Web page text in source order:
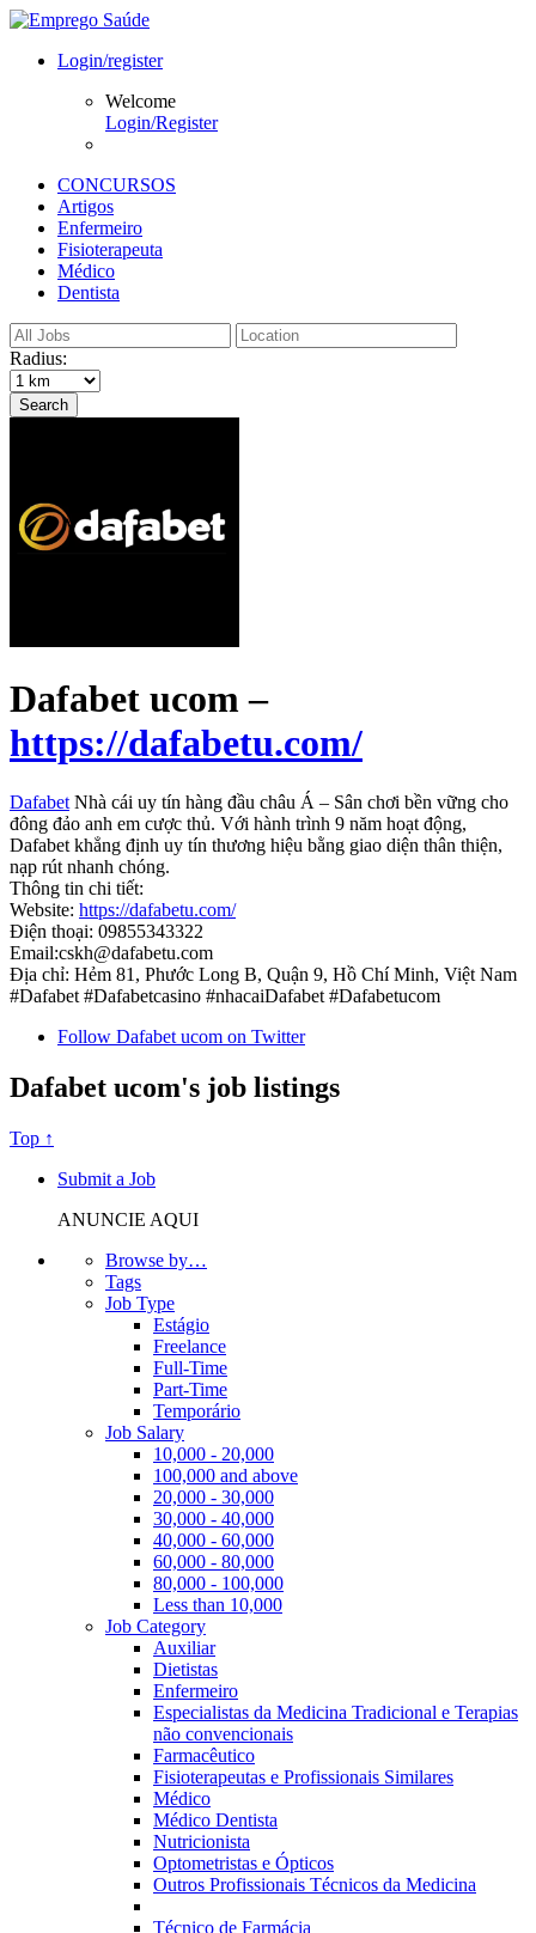
Login/register
Welcome
Login/Register
CONCURSOS
Artigos
Enfermeiro
Fisioterapeuta
Médico
Dentista
Radius:
Search
Dafabet ucom –
https://dafabetu.com/
Dafabet Nhà cái uy tín hàng đầu châu Á – Sân chơi bền vững cho
đông đảo anh em cược thủ. Với hành trình 9 năm hoạt động,
Dafabet khẳng định uy tín thương hiệu bằng giao diện thân thiện,
nạp rút nhanh chóng.
Thông tin chi tiết:
Website: https://dafabetu.com/
Điện thoại: 09855343322
Email:cskh@dafabetu.com
Địa chỉ: Hẻm 81, Phước Long B, Quận 9, Hồ Chí Minh, Việt Nam
#Dafabet #Dafabetcasino #nhacaiDafabet #Dafabetucom
Follow Dafabet ucom on Twitter
Dafabet ucom's job listings
Top ↑
Submit a Job
ANUNCIE AQUI
Browse by…
Tags
Job Type
Estágio
Freelance
Full-Time
Part-Time
Temporário
Job Salary
10,000 - 20,000
100,000 and above
20,000 - 30,000
30,000 - 40,000
40,000 - 60,000
60,000 - 80,000
80,000 - 100,000
Less than 10,000
Job Category
Auxiliar
Dietistas
Enfermeiro
Especialistas da Medicina Tradicional e Terapias
não convencionais
Farmacêutico
Fisioterapeutas e Profissionais Similares
Médico
Médico Dentista
Nutricionista
Optometristas e Ópticos
Outros Profissionais Técnicos da Medicina
Técnico de Farmácia